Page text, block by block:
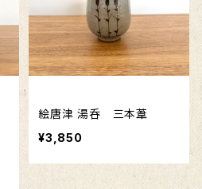
絵唐津 湯呑 三本葦
¥3,850